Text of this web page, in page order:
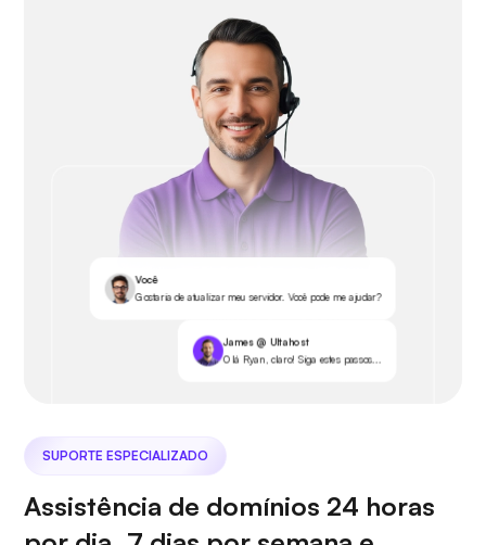
Você
Gostaria de atualizar meu servidor. Você pode me ajudar?
James @ Ultahost
Olá Ryan, claro! Siga estes passos...
SUPORTE ESPECIALIZADO
Assistência de domínios 24 horas